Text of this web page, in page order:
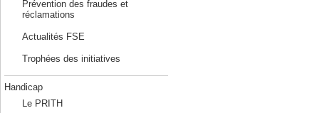
Prévention des fraudes et
réclamations
Actualités FSE
Trophées des initiatives
Handicap
Le PRITH